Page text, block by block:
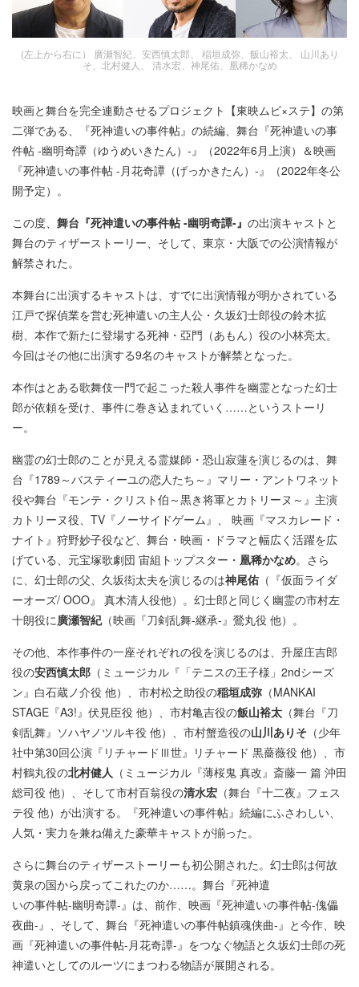
(左上から右に） 廣瀬智紀、安西慎太郎、 稲垣成弥、飯山裕太、 山川あり
そ、北村健人、 清水宏、神尾佑、凰稀かなめ
映画と舞台を完全連動させるプロジェクト【東映ムビ×ステ】の第
二弾である、『死神遣いの事件帖』の続編、舞台『死神遣いの事
件帖 -幽明奇譚（ゆうめいきたん）-』（2022年6月上演）＆映画
『死神遣いの事件帖 -月花奇譚（げっかきたん）-』（2022年冬公
開予定）。
この度、 舞台『死神遣いの事件帖 -幽明奇譚-』 の出演キャストと
舞台のティザーストーリー、そして、東京・大阪での公演情報が
解禁された。
本舞台に出演するキャストは、すでに出演情報が明かされている
江戸で探偵業を営む死神遣いの主人公・久坂幻士郎役の鈴木拡
樹、本作で新たに登場する死神・亞門（あもん）役の小林亮太。
今回はその他に出演する9名のキャストが解禁となった。
本作はとある歌舞伎一門で起こった殺人事件を幽霊となった幻士
郎が依頼を受け、事件に巻き込まれていく……というストーリ
ー。
幽霊の幻士郎のことが見える霊媒師・恐山寂蓮を演じるのは、舞
台『1789～バスティーユの恋人たち～』マリー・アントワネット
役や舞台『モンテ・クリスト伯～黒き将軍とカトリーヌ～』主演
カトリーヌ役、TV『ノーサイドゲーム』、 映画『マスカレード・
ナイト』狩野妙子役など、舞台・映画・ドラマと幅広く活躍を広
げている、元宝塚歌劇団 宙組トップスター・ 凰稀かなめ。さら
に、幻士郎の父、久坂衒太夫を演じるのは神尾佑 （『仮面ライダ
ーオーズ/ OOO』 真木清人役他）。幻士郎と同じく幽霊の市村左
十朗役に廣瀬智紀（映画『刀剣乱舞-継承-』鶯丸役 他）。
その他、本作事件の一座それぞれの役を演じるのは、升屋庄吉郎
役の安西慎太郎 （ミュージカル『「テニスの王子様」2ndシーズ
ン』白石蔵ノ介役 他）、市村松之助役の稲垣成弥 （MANKAI
STAGE『A3!』伏見臣役 他）、市村亀吉役の飯山裕太 （舞台『刀
剣乱舞』ソハヤノツルキ役 他）、市村蟹造役の山川ありそ （少年
社中第30回公演『リチャードⅢ世』リチャード 黒薔薇役 他）、市
村鶴丸役の北村健人 （ミュージカル『薄桜鬼 真改』斎藤一 篇 沖田
総司役 他）、そして市村百翁役の清水宏 （舞台『十二夜』フェス
テ役 他）が出演する。『死神遣いの事件帖』続編にふさわしい、
人気・実力を兼ね備えた豪華キャストが揃った。
さらに舞台のティザーストーリーも初公開された。幻士郎は何故
黄泉の国から戻ってこれたのか……。舞台『死神遣
いの事件帖-幽明奇譚-』は、前作、映画『死神遣いの事件帖-傀儡
夜曲-』、そして、舞台『死神遣いの事件帖鎮魂侠曲-』と今作、映
画『死神遣いの事件帖-月花奇譚-』をつなぐ物語と久坂幻士郎の死
神遣いとしてのルーツにまつわる物語が展開される。